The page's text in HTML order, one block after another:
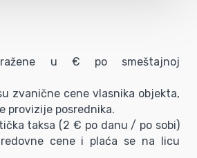
u € po smeštajnoj
zvanične cene vlasnika objekta,
provizije posrednika.
taksa (2 € po danu / po sobi)
cene i plaća se na licu